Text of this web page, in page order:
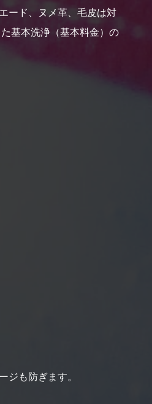
ード、ヌメ革、毛皮は対
基本洗浄（基本料金）の
ジも防ぎます。